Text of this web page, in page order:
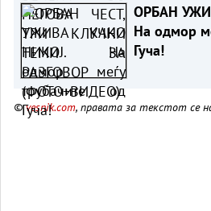
ОРБАН
На одмор
Гуча!
©vesnik.com, правата за текстот се